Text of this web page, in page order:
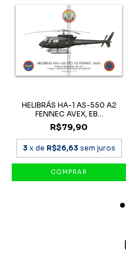
HELIBRÁS HA-1 AS-550 A2
FENNEC AVEX, EB...
R$79,90
3 x de R$26,63 sem juros